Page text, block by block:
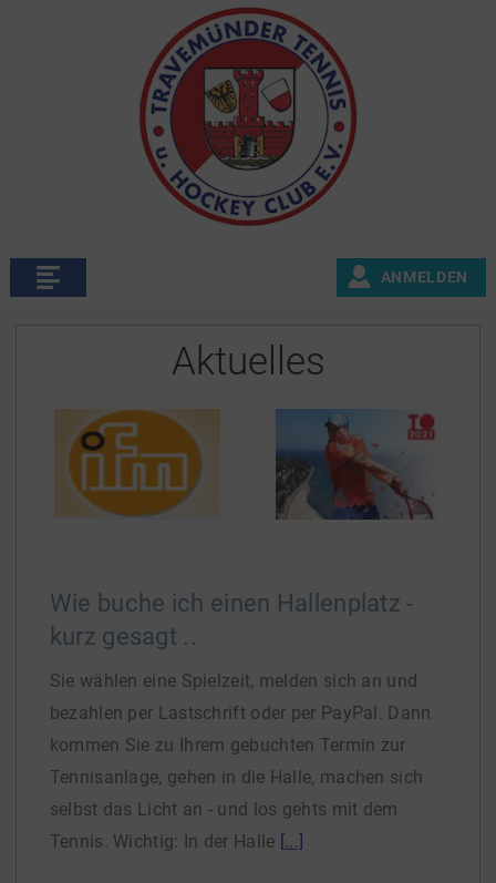
ANMELDEN
Aktuelles
Wie buche ich einen Hallenplatz -
kurz gesagt ..
Sie wählen eine Spielzeit, melden sich an und
bezahlen per Lastschrift oder per PayPal. Dann
kommen Sie zu Ihrem gebuchten Termin zur
Tennisanlage, gehen in die Halle, machen sich
selbst das Licht an - und los gehts mit dem
Tennis. Wichtig: In der Halle [...]